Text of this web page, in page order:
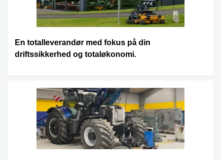
En totalleverandør med fokus på din
driftssikkerhed og totaløkonomi.